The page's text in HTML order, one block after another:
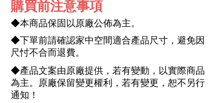
購買前注意事項
◆本商品保固以原廠公佈為主。
◆下單前請確認家中空間適合產品尺寸，避免因
尺忖不合而退費。
◆產品文案由原廠提供，若有變動，以實際商品
為主。原廠保留變更權利，若有變更，恕不另行
通知！